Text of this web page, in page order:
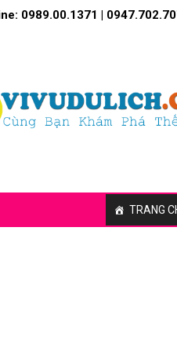
0989.00.1371 |
TRANG